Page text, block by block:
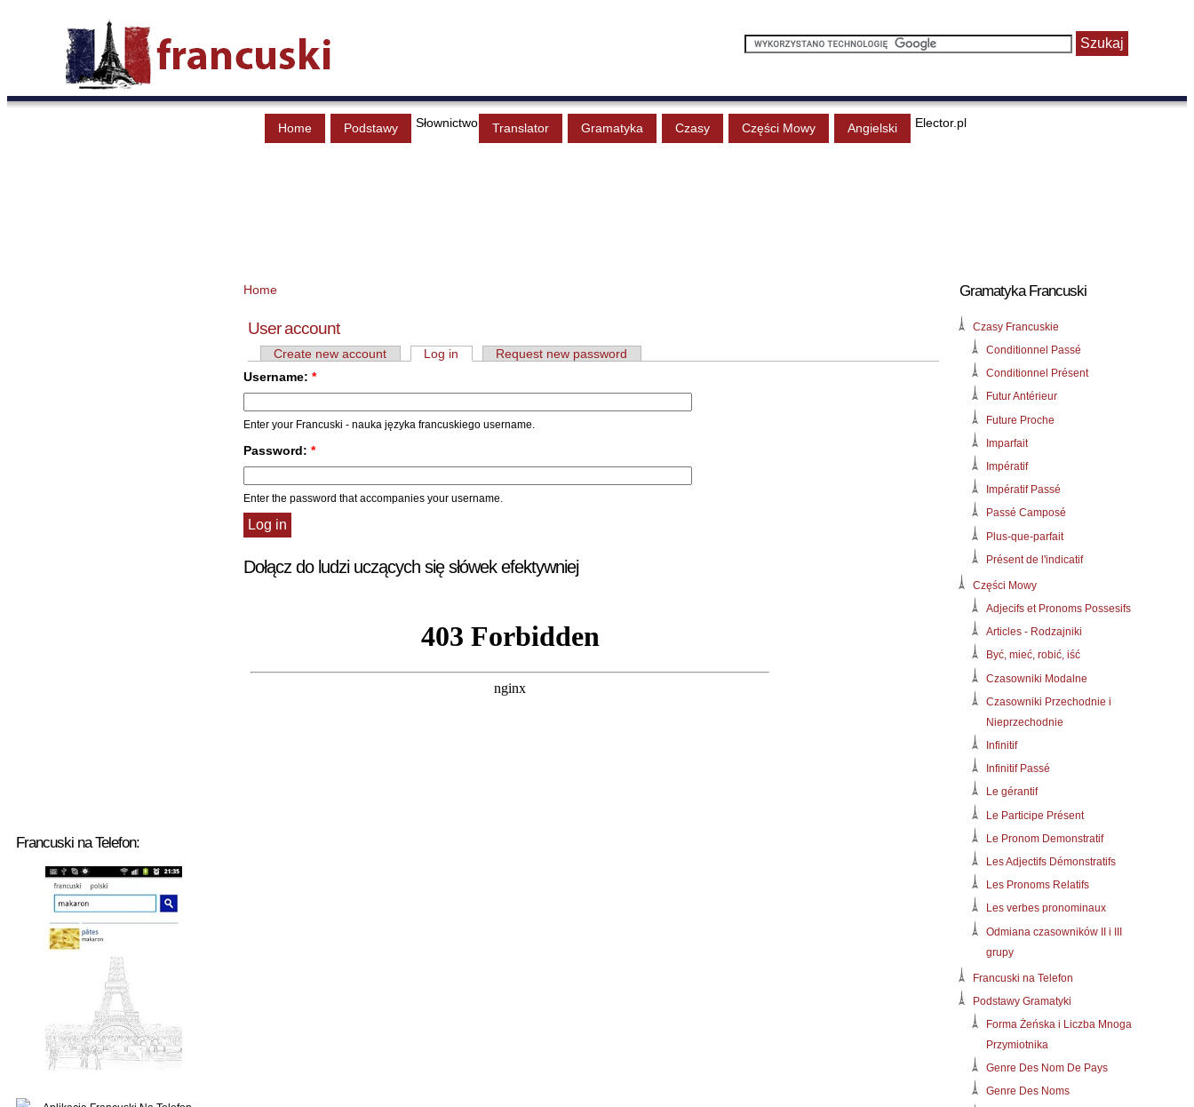
Home Podstawy Słownictwo Translator Gramatyka Czasy Części Mowy Angielski Elector.pl
Gramatyka Francuski
Czasy Francuskie
Conditionnel Passé
Conditionnel Présent
Futur Antérieur
Future Proche
Imparfait
Impératif
Impératif Passé
Passé Camposé
Plus-que-parfait
Présent de l'indicatif
Części Mowy
Adjecifs et Pronoms Possesifs
Articles - Rodzajniki
Być, mieć, robić, iść
Czasowniki Modalne
Czasowniki Przechodnie i
Nieprzechodnie
Infinitif
Infinitif Passé
Le gérantif
Le Participe Présent
Le Pronom Demonstratif
Les Adjectifs Démonstratifs
Les Pronoms Relatifs
Les verbes pronominaux
Odmiana czasowników II i III
grupy
Francuski na Telefon
Podstawy Gramatyki
Forma Żeńska i Liczba Mnoga
Przymiotnika
Genre Des Nom De Pays
Genre Des Noms
Francuski na Telefon:
Home
User account
Create new account Log in
Request new password
Username: *
Enter your Francuski - nauka języka francuskiego username.
Password: *
Enter the password that accompanies your username.
Dołącz do ludzi uczących się słówek efektywniej